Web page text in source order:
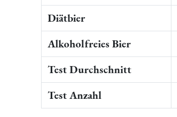
Diätbier
Alkoholfreies Bier
Test Durchschnitt
Test Anzahl